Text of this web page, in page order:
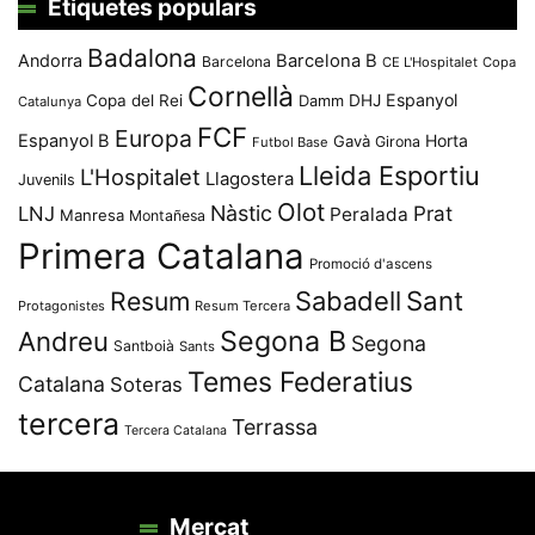
Etiquetes populars
Andorra Badalona Barcelona Barcelona B CE L'Hospitalet Copa
Catalunya Copa del Rei Cornellà Damm DHJ Espanyol
Espanyol B Europa FCF Futbol Base Gavà Girona Horta
Juvenils L'Hospitalet Llagostera Lleida Esportiu
LNJ Manresa Montañesa Nàstic Olot Peralada Prat
Primera Catalana Promoció d'ascens
Protagonistes Resum Resum Tercera Sabadell Sant
Andreu Santboià Sants Segona B Segona
Catalana Soteras Temes Federatius
tercera Tercera Catalana Terrassa
Mercat